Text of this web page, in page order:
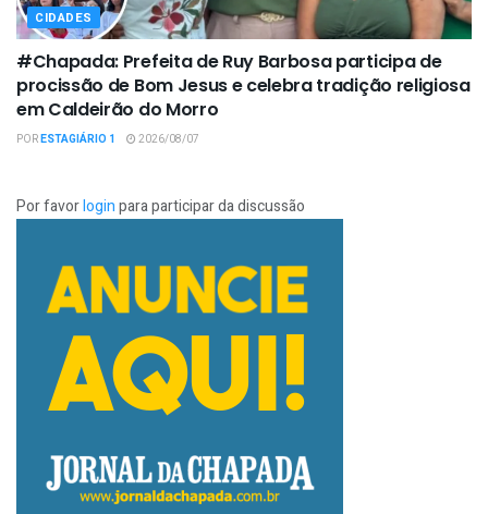
CIDADES
#Chapada: Prefeita de Ruy Barbosa participa de
procissão de Bom Jesus e celebra tradição religiosa
em Caldeirão do Morro
PORESTAGIÁRIO 1 2026/08/07
Por favorloginpara participar da discussão